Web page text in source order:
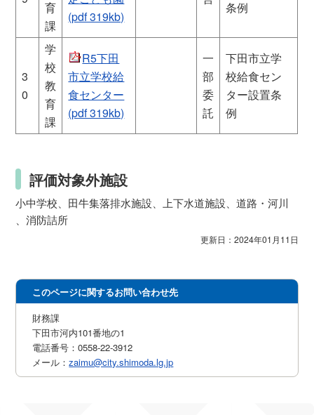
育
課
(pdf 319kb)
条例
3
0
学
校
教
育
課
R5下田
市立学校給
食センター
(pdf 319kb)
一
部
委
託
下田市立学
校給食セン
ター設置条
例
評価対象外施設
小中学校、田牛集落排水施設、上下水道施設、道路・河川
、消防詰所
更新日：2024年01月11日
このページに関するお問い合わせ先
財務課
下田市河内101番地の1
電話番号：0558-22-3912
メール：zaimu@city.shimoda.lg.jp